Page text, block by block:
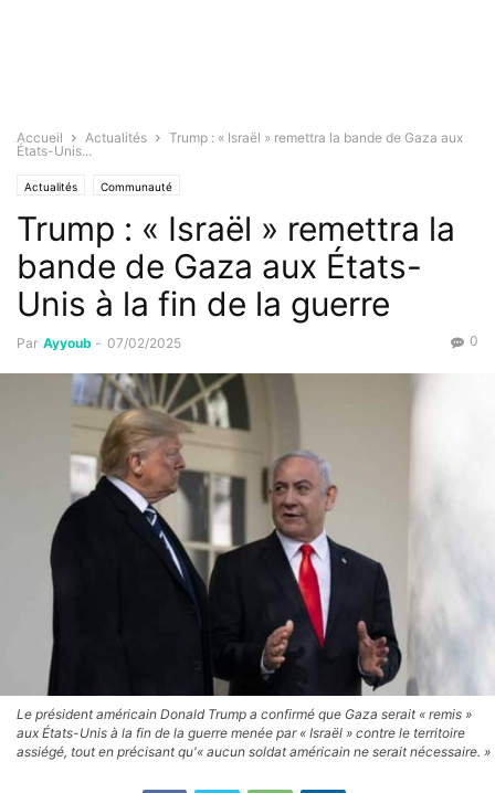
Accueil Actualités
Trump : « Israël » remettra la bande de Gaza aux
États-Unis...
Actualités Communauté
Trump : « Israël » remettra la
bande de Gaza aux États-
Unis à la fin de la guerre
Par Ayyoub - 07/02/2025 0
Le président américain Donald Trump a confirmé que Gaza serait « remis »
aux États-Unis à la fin de la guerre menée par « Israël » contre le territoire
assiégé, tout en précisant qu'« aucun soldat américain ne serait nécessaire. »